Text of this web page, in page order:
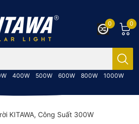
400W 500W 600W 800W 1000W
0
0
KITAWA, Công Suất 300W